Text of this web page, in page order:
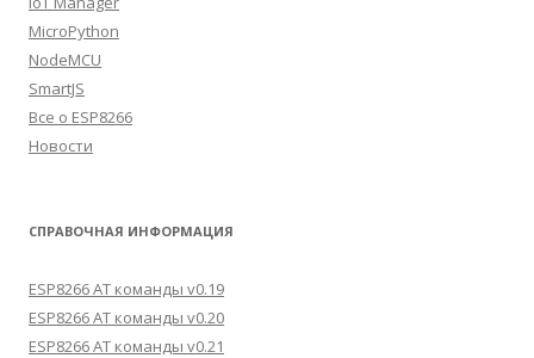
MicroPython
NodeMCU
SmartJS
Все о ESP8266
Новости
СПРАВОЧНАЯ ИНФОРМАЦИЯ
ESP8266 AT команды v0.19
ESP8266 AT команды v0.20
ESP8266 AT команды v0.21